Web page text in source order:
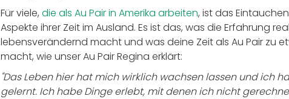
Für viele, die als Au Pair in Amerika arbeiten, ist das
Aspekte ihrer Zeit im Ausland. Es ist das, was die Erfahrung
lebensverändernd macht und was deine Zeit als Au Pair zu
macht, wie unser Au Pair Regina erklärt:
"Das Leben hier hat mich wirklich wachsen lassen und ich
gelernt. Ich habe Dinge erlebt, mit denen ich nicht